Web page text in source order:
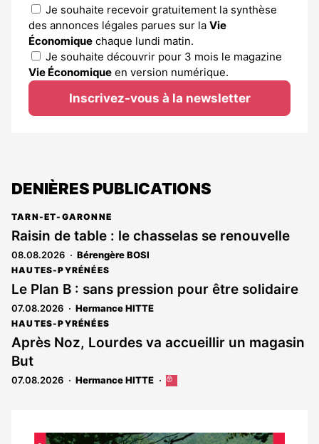
Je souhaite recevoir gratuitement la synthèse
des annonces légales parues sur la Vie
Économique chaque lundi matin.
Je souhaite découvrir pour 3 mois le magazine
Vie Économique en version numérique.
Inscrivez-vous à la newsletter
DENIÈRES PUBLICATIONS
TARN-ET-GARONNE
Raisin de table : le chasselas se renouvelle
08.08.2026 Bérengère BOSI
HAUTES-PYRÉNÉES
Le Plan B : sans pression pour être solidaire
07.08.2026 Hermance HITTE
HAUTES-PYRÉNÉES
Après Noz, Lourdes va accueillir un magasin
But
07.08.2026 Hermance HITTE
Cet
aux